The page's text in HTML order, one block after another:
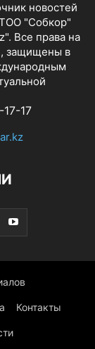
новостей
"Собкор"
Все права на
защищены в
17
Контакты